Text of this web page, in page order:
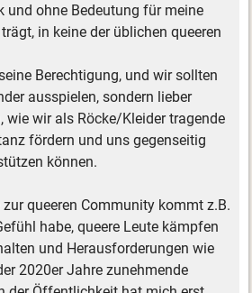
und ohne Bedeutung für meine
in keine der üblichen queeren
Berechtigung, und wir sollten
ausspielen, sondern lieber
wie wir als Röcke/Kleider tragende
fördern und uns gegenseitig
können.
queeren Community kommt z.B.
habe, queere Leute kämpfen
und Herausforderungen wie
2020er Jahre zunehmende